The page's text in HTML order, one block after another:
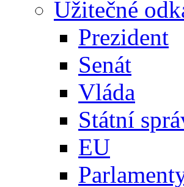
Užitečné
Prezident
Senát
Vláda
Státní
EU